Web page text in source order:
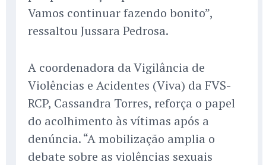
Vamos continuar fazendo bonito”,
ressaltou Jussara Pedrosa.
A coordenadora da Vigilância de
Violências e Acidentes (Viva) da FVS-
RCP, Cassandra Torres, reforça o papel
do acolhimento às vítimas após a
denúncia. “A mobilização amplia o
debate sobre as violências sexuais